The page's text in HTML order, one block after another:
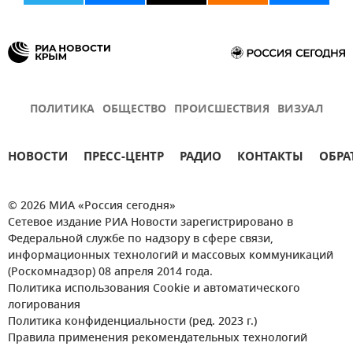
ПОЛИТИКА ОБЩЕСТВО ПРОИСШЕСТВИЯ ВИЗУАЛ
НОВОСТИ ПРЕСС-ЦЕНТР РАДИО КОНТАКТЫ
© 2026 МИА «Россия сегодня»
Сетевое издание РИА Новости зарегистрировано в
Федеральной службе по надзору в сфере связи,
информационных технологий и массовых коммуникаций
(Роскомнадзор) 08 апреля 2014 года.
Политика использования Cookie и автоматического
логирования
Политика конфиденциальности (ред. 2023 г.)
Правила применения рекомендательных технологий